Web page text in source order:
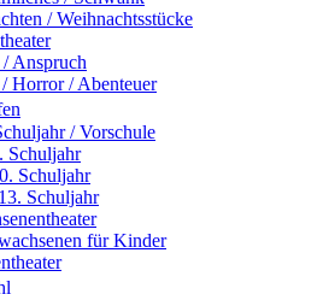
/ Weihnachtsstücke
/ Anspruch
Horror / Abenteuer
/ Vorschule
Schuljahr
Schuljahr
Schuljahr
für Kinder